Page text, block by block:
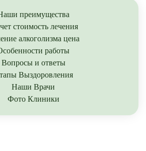
преимущества
стоимость лечения
алкоголизма цена
работы
Вопросы и ответы
Выздоровления
Наши Врачи
Фото Клиники